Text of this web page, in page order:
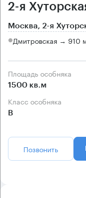
2-я
Москва, 2-я
Дмитровская → 910
Площадь особняка
1500 кв.м
Класс особняка
B
Позвонить